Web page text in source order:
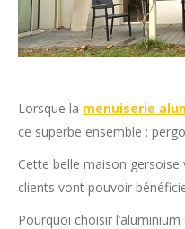
Lorsque la menuiserie
ce superbe ensemble :
Cette belle maison
clients vont pouvoir
Pourquoi choisir l’aluminium